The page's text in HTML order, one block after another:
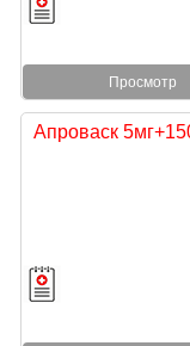
Просмотр
Апроваск